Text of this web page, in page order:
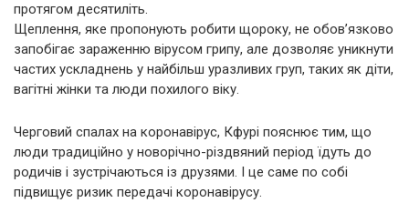
протягом десятиліть.
Щеплення, яке пропонують робити щороку, не обов’язково
запобігає зараженню вірусом грипу, але дозволяє уникнути
частих ускладнень у найбільш уразливих груп, таких як діти,
вагітні жінки та люди похилого віку.
Черговий спалах на коронавірус, Кфурі пояснює тим, що
люди традиційно у новорічно-різдвяний період їдуть до
родичів і зустрічаються із друзями. І це саме по собі
підвищує ризик передачі коронавірусу.